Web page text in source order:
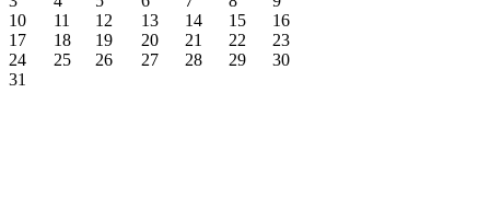
10
11 12 13 14 15
16
17
18 19 20 21 22
23
24
25 26 27 28 29
30
31